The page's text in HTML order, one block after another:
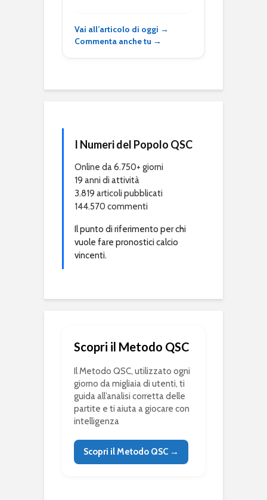
Vai all’articolo di oggi →
Commenta anche tu →
I Numeri del Popolo QSC
Online da 6.750+ giorni
19 anni di attività
3.819 articoli pubblicati
144.570 commenti
Il punto di riferimento per chi
vuole fare pronostici calcio
vincenti.
Scopri il Metodo QSC
Il Metodo QSC, utilizzato ogni
giorno da migliaia di utenti, ti
guida all’analisi corretta delle
partite e ti aiuta a giocare con
intelligenza
Scopri il Metodo QSC →